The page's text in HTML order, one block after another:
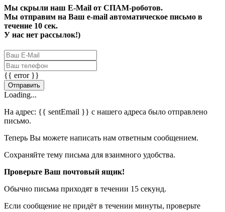
Мы скрыли наш E-Mail от СПАМ-роботов.
Мы отправим на Ваш e-mail автоматическое письмо в
течение 10 сек.
У нас нет рассылок!)
{{ error }}
Отправить
Loading...
На адрес: {{ sentEmail }} с нашего адреса было отправлено
письмо.
Теперь Вы можете написать нам ответным сообщением.
Сохраняйте тему письма для взаимного удобства.
Проверьте Ваш почтовый ящик!
Обычно письма приходят в течении 15 секунд.
Если сообщение не придёт в течении минуты, проверьте